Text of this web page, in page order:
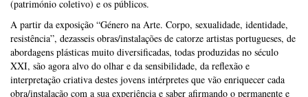
(património coletivo) e os públicos.
A partir da exposição “Género na Arte. Corpo, sexualidade, identidade,
resistência”, dezasseis obras/instalações de catorze artistas portugueses, de
abordagens plásticas muito diversificadas, todas produzidas no século
XXI, são agora alvo do olhar e da sensibilidade, da reflexão e
interpretação criativa destes jovens intérpretes que vão enriquecer cada
obra/instalação com a sua experiência e saber afirmando o permanente e